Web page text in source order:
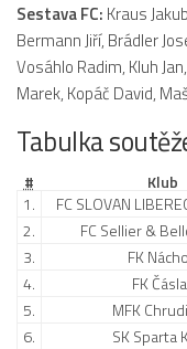
Historie
Zápasy 2025/26
Zápasy 2024/25
2023/24
2021/22
2019/20
2018/19
Sestava FC: Kraus
Bermann Jiří, Brádler
Vosáhlo Radim, Kluh
Marek, Kopáč David,
Tabulka
# Klub
1.
FC SLOVAN
2.
FC Sellier &
3.
FK
4.
FK
5.
MFK
6.
SK Sparta